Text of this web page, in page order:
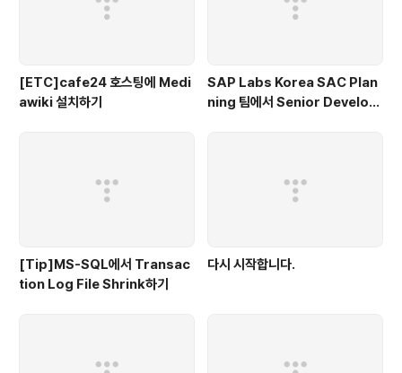
[ETC]cafe24 호스팅에 Medi
awiki 설치하기
SAP Labs Korea SAC Plan
ning 팀에서 Senior Develop
[Tip]MS-SQL에서 Transac
tion Log File Shrink하기
다시 시작합니다.